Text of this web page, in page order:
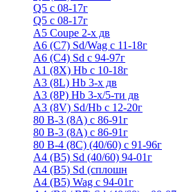
Q5 с 08-17г
Q5 с 08-17г
А5 Coupe 2-х дв
А6 (C7) Sd/Wag с 11-18г
А6 (С4) Sd с 94-97г
A1 (8X) Hb с 10-18г
A3 (8L) Hb 3-х дв
A3 (8P) Hb 3-х/5-ти дв
A3 (8V) Sd/Hb c 12-20г
80 B-3 (8A) с 86-91г
80 В-3 (8А) с 86-91г
80 B-4 (8С) (40/60) с 91-96г
A4 (B5) Sd (40/60) 94-01г
A4 (B5) Sd (сплошн
A4 (B5) Wag с 94-01г